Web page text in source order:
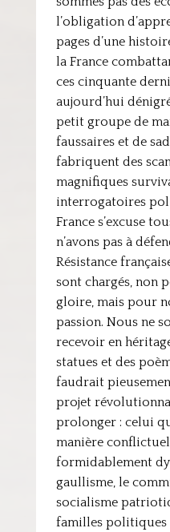
l’obligation
pages d’une
la France
ces cinquante
aujourd’hui
petit groupe de
faussaires et de
fabriquent des
magnifiques
interrogatoires
France s’excuse
n’avons pas à
Résistance
sont chargés, non
gloire, mais pour
passion. Nous ne
recevoir en
statues et des
faudrait
projet
prolonger : celui
manière
formidablement
gaullisme, le
socialisme
familles